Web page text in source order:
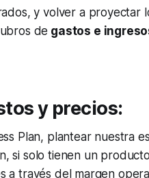
y volver a proyectar
de gastos e
y precios:
Plan, plantear nuestra
si solo tienen un
a través del margen